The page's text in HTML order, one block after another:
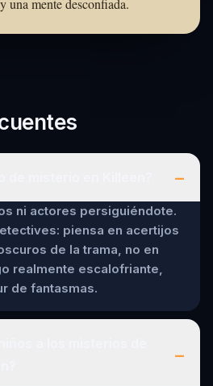
una mente desconfiada.
–
ni actores persiguiéndote.
piensa en acertijos
de la trama, no en
realmente escalofriante,
de fantasmas.
–